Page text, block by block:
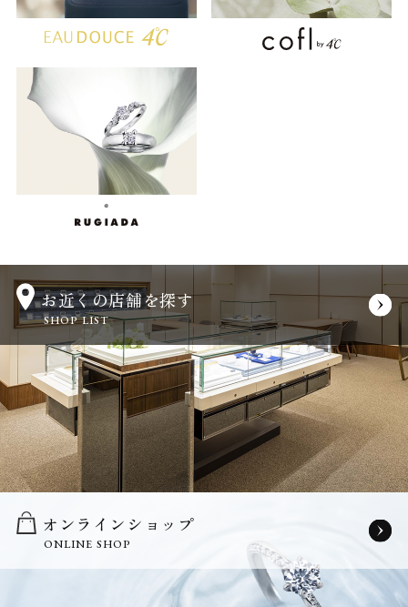
お近くの店舗を探す
SHOP LIST
オンラインショップ
ONLINE SHOP